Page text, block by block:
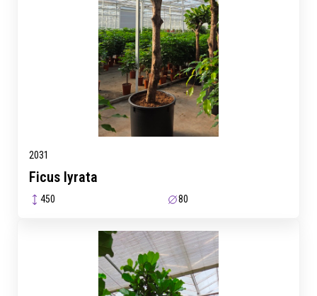
2031
Ficus lyrata
450 80